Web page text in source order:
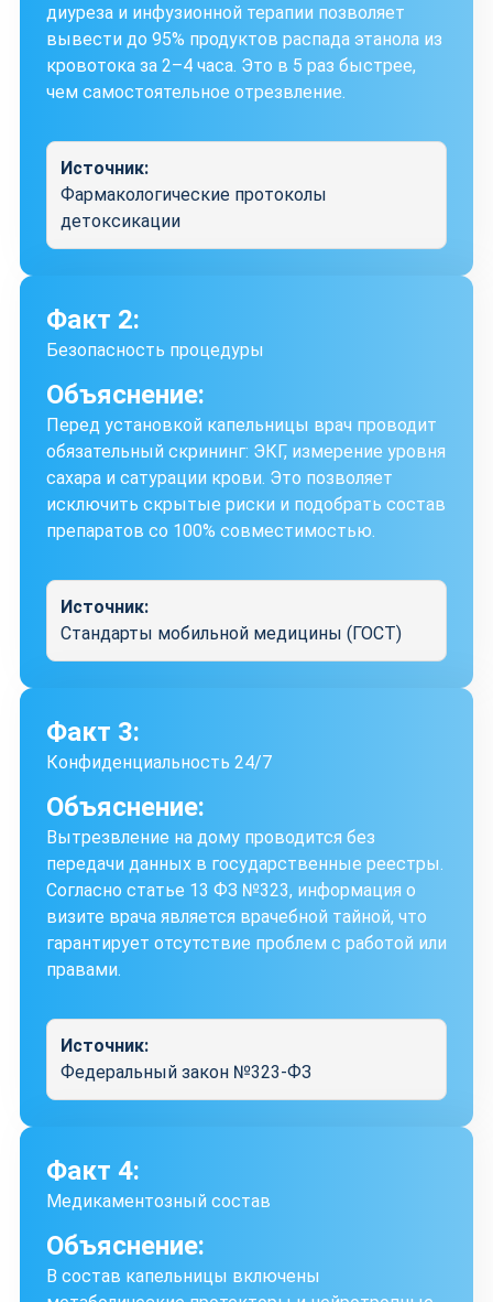
диуреза и инфузионной терапии позволяет
вывести до 95% продуктов распада этанола из
кровотока за 2–4 часа. Это в 5 раз быстрее,
чем самостоятельное отрезвление.
Источник:
Фармакологические протоколы
детоксикации
Факт 2:
Безопасность процедуры
Объяснение:
Перед установкой капельницы врач проводит
обязательный скрининг: ЭКГ, измерение уровня
сахара и сатурации крови. Это позволяет
исключить скрытые риски и подобрать состав
препаратов со 100% совместимостью.
Источник:
Стандарты мобильной медицины (ГОСТ)
Факт 3:
Конфиденциальность 24/7
Объяснение:
Вытрезвление на дому проводится без
передачи данных в государственные реестры.
Согласно статье 13 ФЗ №323, информация о
визите врача является врачебной тайной, что
гарантирует отсутствие проблем с работой или
правами.
Источник:
Федеральный закон №323-ФЗ
Факт 4:
Медикаментозный состав
Объяснение:
В состав капельницы включены